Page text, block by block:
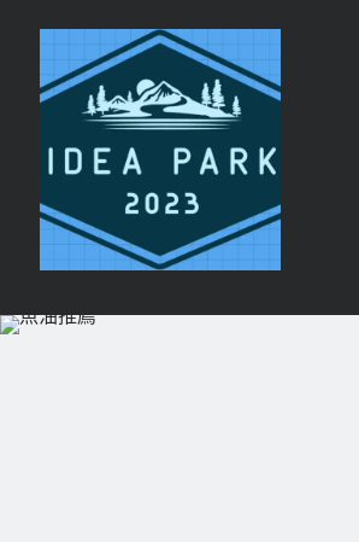
ideapark.quest
資